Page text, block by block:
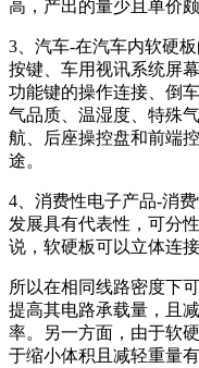
高，产出的量少且单价颇
3、汽车-在汽车内软硬
按键、车用视讯系统屏
功能键的操作连接、倒
气品质、温湿度、特殊
航、后座操控盘和前端
途。
4、消费性电子产品-消
发展具有代表性，可分
说，软硬板可以立体连
所以在相同线路密度下
提高其电路承载量，且
率。另一方面，由于软
于缩小体积且减轻重量